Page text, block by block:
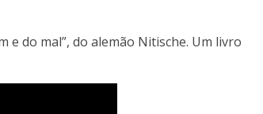
e do mal”, do alemão Nitische. Um livro